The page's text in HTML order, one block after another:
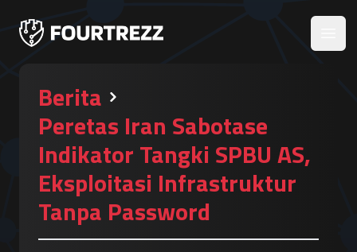
Berita
Peretas Iran Sabotase
Indikator Tangki SPBU AS,
Eksploitasi Infrastruktur
Tanpa Password